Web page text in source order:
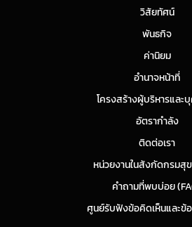
วิสัยทัศน์
พันธกิจ
ค่านิยม
อำนาจหน้าที่
โครงสร้างผู้บริหารและ
อัตรากำลัง
ติดต่อเรา
หน่วยงานในสังกัดกรมสุ
คำถามที่พบบ่อย
ศูนย์รับฟังข้อคิดเห็นและข้